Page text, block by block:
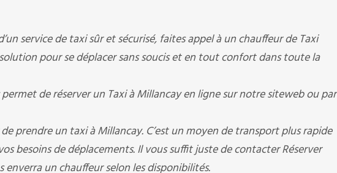
service de taxi sûr et sécurisé, faites appel à un chauffeur de Taxi
pour se déplacer sans soucis et en tout confort dans toute la
de réserver un Taxi à Millancay en ligne sur notre siteweb ou par
prendre un taxi à Millancay. C’est un moyen de transport plus rapide
besoins de déplacements. Il vous suffit juste de contacter Réserver
enverra un chauffeur selon les disponibilités.